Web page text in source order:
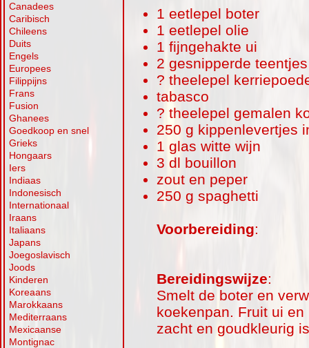
Canadees
Caribisch
Chileens
Duits
Engels
Europees
Filippijns
Frans
Fusion
Ghanees
Goedkoop en snel
Grieks
Hongaars
Iers
Indiaas
Indonesisch
Internationaal
Iraans
Italiaans
Japans
Joegoslavisch
Joods
Kinderen
Koreaans
Marokkaans
Mediterraans
Mexicaanse
Montignac
1 eetlepel boter
1 eetlepel olie
1 fijngehakte ui
2 gesnipperde
? theelepel
tabasco
? theelepel gemalen
250 g kippenlevertjes
1 glas witte wijn
3 dl bouillon
zout en peper
250 g spaghetti
Voorbereiding:
Bereidingswijze:
Smelt de boter en
koekenpan. Fruit ui
zacht en goudkleurig